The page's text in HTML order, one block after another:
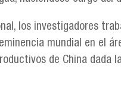
los investigadores
mundial en el
de China dada